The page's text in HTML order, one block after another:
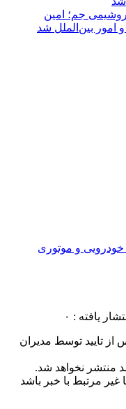
جم؛ امین
امور بین‌الملل شد
و موتوری
یافته : ۰
تایید توسط مدیران
منتشر نخواهد شد.
غیر مرتبط با خبر باشد